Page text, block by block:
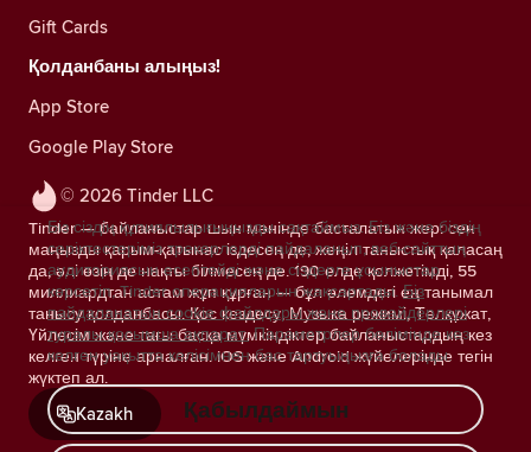
© 2026 Tinder LLC
Tinder — байланыстар шын мәнінде басталатын жер: сен
маңызды қарым-қатынас іздесең де, жеңіл таныстық қаласаң
да, әлі өзің де нақты білмесең де. 190 елде қолжетімді, 55
миллиардтан астам жұп құрған — бұл әлемдегі ең танымал
танысу қолданбасы. Қос кездесу, Музыка режимі, Төлқұжат,
Үйлесім және тағы басқа мүмкіндіктер байланыстардың кез
келген түріне арналған. iOS және Android жүйелерінде тегін
жүктеп ал.
Kazakh
Gift Cards
Қолданбаны алыңыз!
App Store
Google Play Store
Біз сіздің құпиялылығыңызды сақтаймыз. Біз және біздің
серіктестеріміз трекерлерді пайдаланып, веб-сайттың
аудиториясын есептейді және сіздерге ұсыныстар
көрсетіп, Tinder операцияларын жақсартады. Біз
пайдаланатын cookie файлдары және провайдерлері
туралы қосымша ақпарат. Параметрлер бөлімінде кез
келген уақытта келісімнен бас тартуыңызға болады.
Қабылдаймын